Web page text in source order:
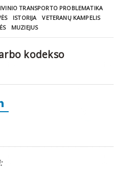
TRANSPORTO PROBLEMATIKA
ISTORIJA
VETERANŲ KAMPELIS
MUZIEJUS
kodekso